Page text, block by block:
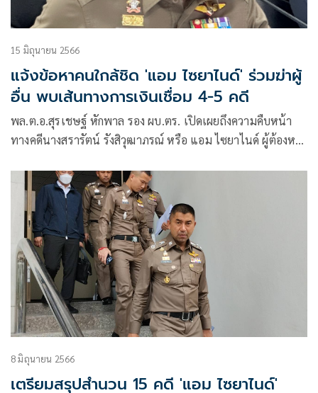
15 มิถุนายน 2566
แจ้งข้อหาคนใกล้ชิด 'แอม ไซยาไนด์' ร่วมฆ่าผู้
อื่น พบเส้นทางการเงินเชื่อม 4-5 คดี
พล.ต.อ.สุรเชษฐ์ หักพาล รอง ผบ.ตร. เปิดเผยถึงความคืบหน้า
ทางคดีนางสรารัตน์ รังสิวุฒาภรณ์ หรือ แอม ไซยาไนด์ ผู้ต้องหา
8 มิถุนายน 2566
เตรียมสรุปสำนวน 15 คดี 'แอม ไซยาไนด์'